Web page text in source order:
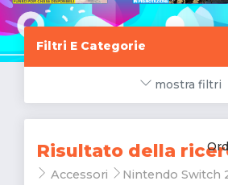
Filtri E Categorie
mostra filtri
Risultato della
Accessori Nintendo Switch